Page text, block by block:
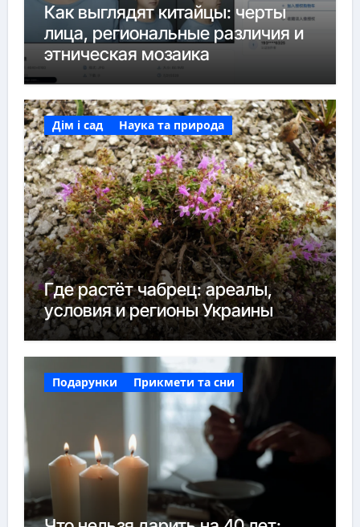
Как выглядят китайцы: черты
лица, региональные различия и
этническая мозаика
Дім і сад Наука та природа
Где растёт чабрец: ареалы,
условия и регионы Украины
Подарунки Прикмети та сни